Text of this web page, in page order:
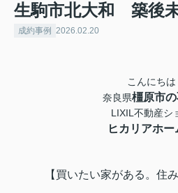
生駒市北大和 築後
成約事例 2026.02.20
こんにちは
奈良県橿原市
LIXIL不動産シ
ヒカリアホー
【買いたい家がある。住